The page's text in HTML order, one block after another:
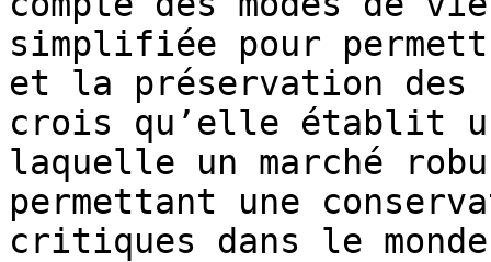
simplifiée pour
et la préservation
crois qu’elle établit
laquelle un marché
permettant une
critiques dans le